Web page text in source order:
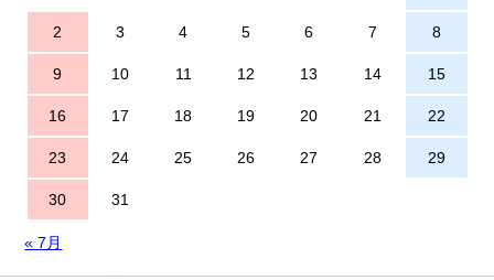
2 3 4 5 6 7 8
9 10 11 12 13 14 15
16 17 18 19 20 21 22
23 24 25 26 27 28 29
30 31
« 7月